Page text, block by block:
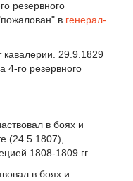
резервного
в генерал-
кавалерии. 29.9.1829
4-го резервного
в боях и
(24.5.1807),
1808-1809 гг.
в боях и